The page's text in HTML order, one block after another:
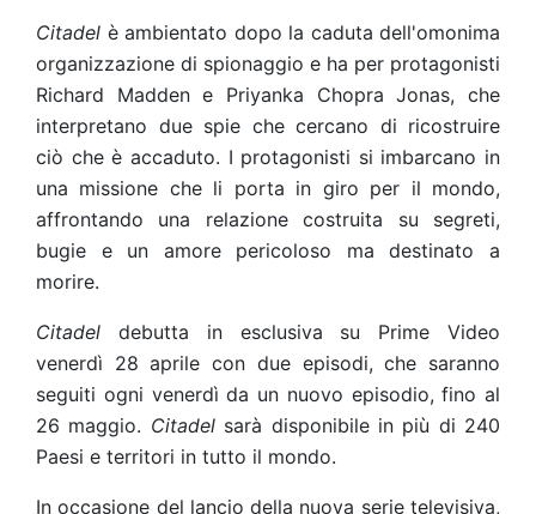
Citadel è ambientato dopo la caduta dell'omonima
organizzazione di spionaggio e ha per protagonisti
Richard Madden e Priyanka Chopra Jonas, che
interpretano due spie che cercano di ricostruire
ciò che è accaduto. I protagonisti si imbarcano in
una missione che li porta in giro per il mondo,
affrontando una relazione costruita su segreti,
bugie e un amore pericoloso ma destinato a
morire.
Citadel
debutta in esclusiva su Prime Video
venerdì 28 aprile con due episodi, che saranno
seguiti ogni venerdì da un nuovo episodio, fino al
26 maggio. Citadel sarà disponibile in più di 240
Paesi e territori in tutto il mondo.
In occasione del lancio della nuova serie televisiva,